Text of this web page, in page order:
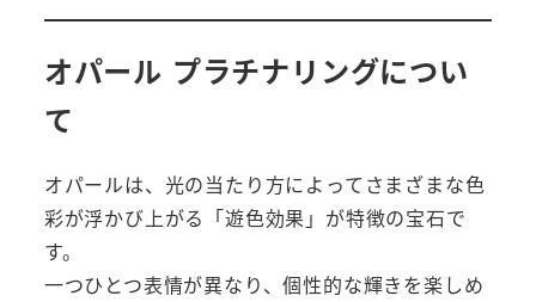
オパール プラチナリングについ
て
オパールは、光の当たり方によってさまざまな色
彩が浮かび上がる「遊色効果」が特徴の宝石で
す。
一つひとつ表情が異なり、個性的な輝きを楽しめ